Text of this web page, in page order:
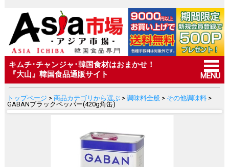
キムチ･チャンジャ･韓国食材はおまかせ！
『大山』韓国食品通販サイト
MENU
トップページ > 商品カテゴリから選ぶ> 調味料全般> その他調味料>
GABANブラックペッパー(420g角缶)